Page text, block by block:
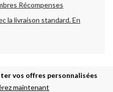
Récompenses
la livraison standard.En
vos offres personnalisées
maintenant